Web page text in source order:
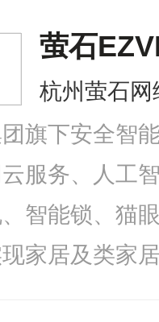
用户提供多元
萤石
杭州萤石
旗下安全智
服务、人工
智能锁、猫
家居及类家